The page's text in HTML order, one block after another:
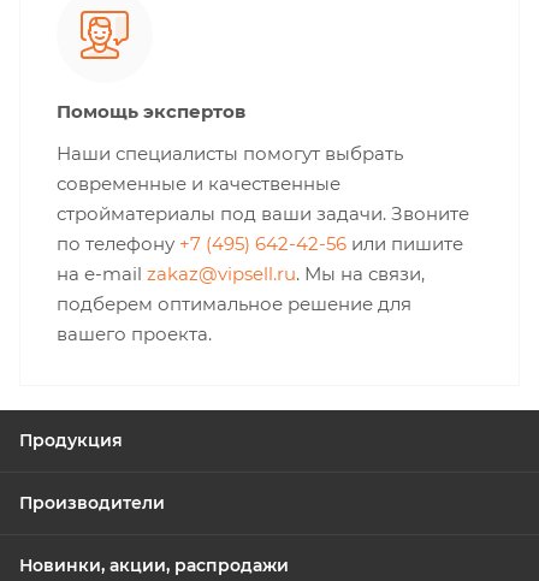
Помощь экспертов
Наши специалисты помогут выбрать
современные и качественные
стройматериалы под ваши задачи. Звоните
по телефону +7 (495) 642-42-56 или пишите
на e-mail zakaz@vipsell.ru. Мы на связи,
подберем оптимальное решение для
вашего проекта.
Продукция
Производители
Новинки, акции, распродажи